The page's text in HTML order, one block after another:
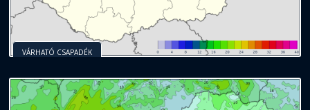
VÁRHATÓ CSAPADÉK